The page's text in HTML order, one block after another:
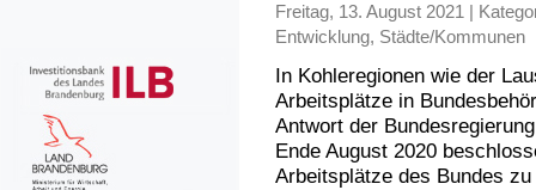
Freitag, 13. August 2021 |
Entwicklung, Städte/Kommunen
In Kohleregionen wie der
Arbeitsplätze in
Antwort der
Ende August 2020
Arbeitsplätze des Bundes